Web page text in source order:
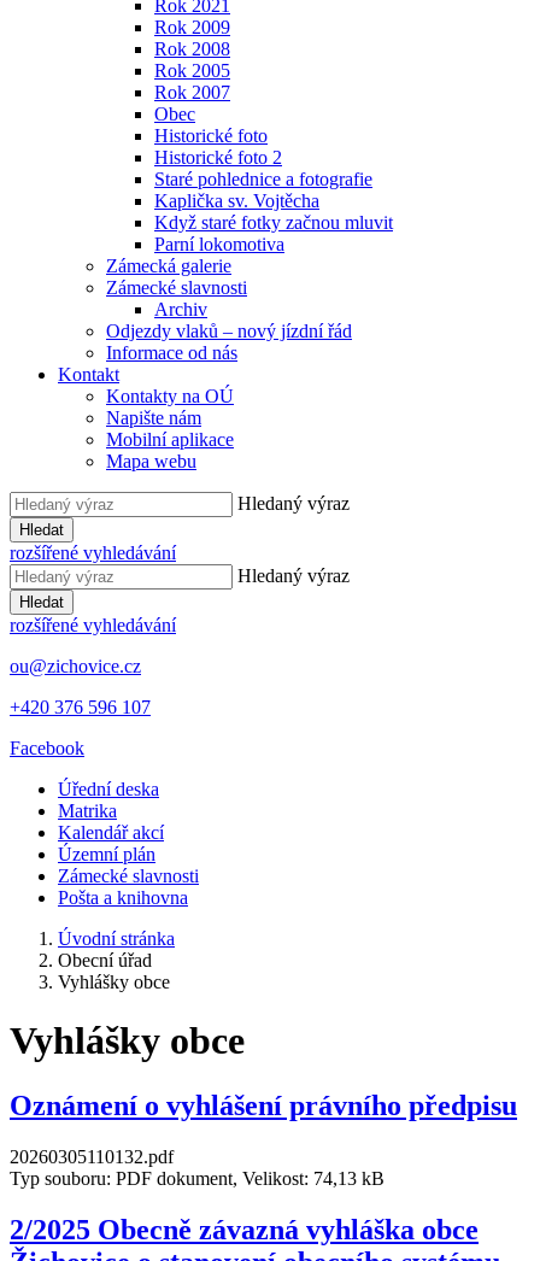
Rok 2021
Rok 2009
Rok 2008
Rok 2005
Rok 2007
Obec
Historické foto
Historické foto 2
Staré pohlednice a fotografie
Kaplička sv. Vojtěcha
Když staré fotky začnou mluvit
Parní lokomotiva
Zámecká galerie
Zámecké slavnosti
Archiv
Odjezdy vlaků – nový jízdní řád
Informace od nás
Kontakt
Kontakty na OÚ
Napište nám
Mobilní aplikace
Mapa webu
Hledaný výraz
Hledat
rozšířené vyhledávání
Hledaný výraz
Hledat
rozšířené vyhledávání
ou@zichovice.cz
+420 ​​376 596 107
Facebook
Úřední deska
Matrika
Kalendář akcí
Územní plán
Zámecké slavnosti
Pošta a knihovna
Úvodní stránka
Obecní úřad
Vyhlášky obce
Vyhlášky obce
Oznámení o vyhlášení právního předpisu
20260305110132.pdf
Typ souboru: PDF dokument, Velikost: 74,13 kB
2/2025 Obecně závazná vyhláška obce